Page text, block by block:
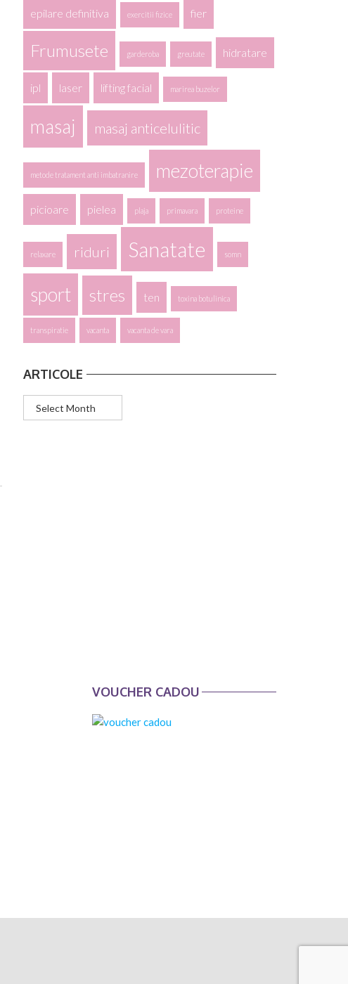
epilare definitiva exercitii fizice fier
Frumusete garderoba greutate hidratare
ipl laser lifting facial marirea buzelor
masaj masaj anticelulitic
metode tratament anti imbatranire mezoterapie
picioare pielea plaja primavara proteine
relaxare riduri Sanatate somn
sport stres ten toxina botulinica
transpiratie vacanta vacanta de vara
ARTICOLE
Articole
VOUCHER CADOU